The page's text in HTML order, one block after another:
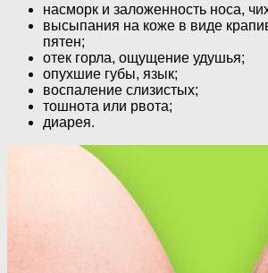
насморк и заложенность носа,
высыпания на коже в виде
пятен;
отек горла, ощущение удушья;
опухшие губы, язык;
воспаление слизистых;
тошнота или рвота;
диарея.